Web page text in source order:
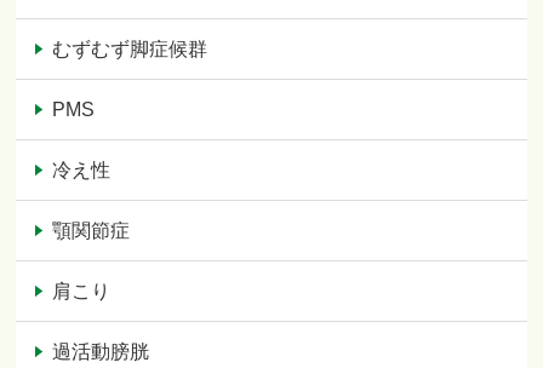
むずむず脚症候群
PMS
冷え性
顎関節症
肩こり
過活動膀胱